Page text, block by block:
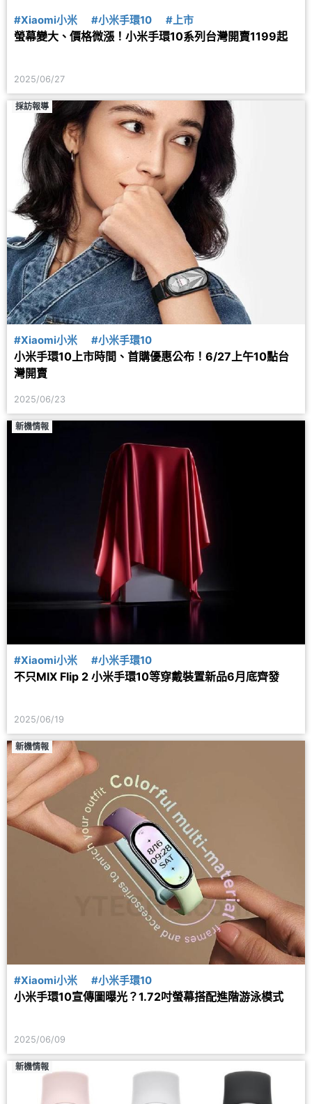
#Xiaomi小米 #小米手環10 #上市
螢幕變大、價格微漲！小米手環10系列台灣開賣1199起
2025/06/27
採訪報導
#Xiaomi小米 #小米手環10
小米手環10上市時間、首購優惠公布！6/27上午10點台
灣開賣
2025/06/23
新機情報
#Xiaomi小米 #小米手環10
不只MIX Flip 2 小米手環10等穿戴裝置新品6月底齊發
2025/06/19
新機情報
#Xiaomi小米 #小米手環10
小米手環10宣傳圖曝光？1.72吋螢幕搭配進階游泳模式
2025/06/09
新機情報